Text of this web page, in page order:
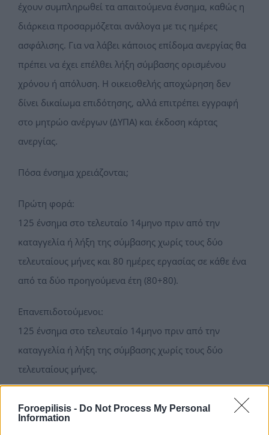
Foroepilisis - Do Not Process My Personal
Information
έχουν συμπληρωθεί τα απαιτούμενα ένσημα, καθώς η
διάρκεια προσαρμόζεται ανάλογα με τις ημέρες
ασφάλισης. Για να λάβει κάποιος επίδομα ανεργίας θα
πρέπει να έχει επέλθει λήξη σύμβασης ορισμένου
χρόνου ή απόλυση. Η οικειοθελής αποχώρηση δεν
δίνει δικαίωμα επιδότησης, αλλά επιτρέπει εγγραφή
στο μητρώο ανέργων (ΔΥΠΑ) και έκδοση κάρτας
ανεργίας.
Πόσα ένσημα χρειάζονται;
Πρώτη φορά:
125 ένσημα στο τελευταίο 14μηνο πριν από την
καταγγελία ή λήξη της σύμβασης χωρίς τους δύο
τελευταίους μήνες και 80 ημέρες εργασίας σε κάθε ένα
από τα δύο προηγούμενα έτη (80+80).
Επανεπιδοτούμενοι:
125 ένσημα στο τελευταίο 14μηνο πριν από την
καταγγελία ή λήξη της σύμβασης χωρίς τους δύο
τελευταίους μήνες.